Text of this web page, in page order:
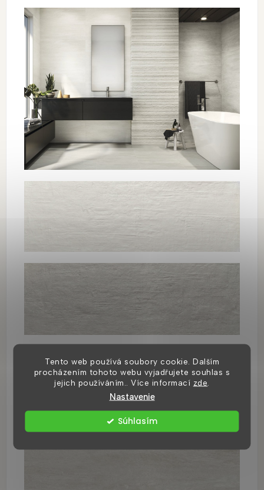
Tento web používá soubory cookie. Dalším
procházením tohoto webu vyjadřujete souhlas s
jejich používáním.. Více informací zde
Nastavenie
Súhlasím